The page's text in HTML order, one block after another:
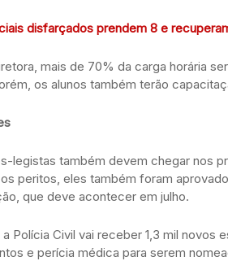
disfarçados prendem 8 e
mais de 70% da carga horária
os alunos também terão
legistas também devem chegar nos
peritos, eles também foram
que deve acontecer em julho.
Polícia Civil vai receber 1,3 mil novos
e perícia médica para serem